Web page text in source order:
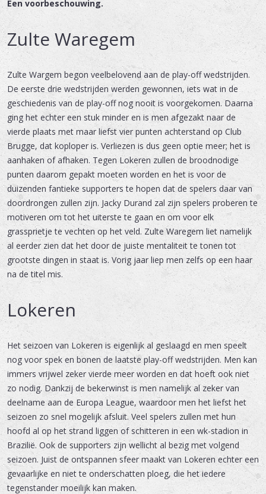
Een voorbeschouwing.
Zulte Waregem
Zulte Wargem begon veelbelovend aan de play-off wedstrijden.
De eerste drie wedstrijden werden gewonnen, iets wat in de
geschiedenis van de play-off nog nooit is voorgekomen. Daarna
ging het echter een stuk minder en is men afgezakt naar de
vierde plaats met maar liefst vier punten achterstand op Club
Brugge, dat koploper is. Verliezen is dus geen optie meer; het is
aanhaken of afhaken. Tegen Lokeren zullen de broodnodige
punten daarom gepakt moeten worden en het is voor de
duizenden fantieke supporters te hopen dat de spelers daar van
doordrongen zullen zijn. Jacky Durand zal zijn spelers proberen te
motiveren om tot het uiterste te gaan en om voor elk
grassprietje te vechten op het veld. Zulte Waregem liet namelijk
al eerder zien dat het door de juiste mentaliteit te tonen tot
grootste dingen in staat is. Vorig jaar liep men zelfs op een haar
na de titel mis.
Lokeren
Het seizoen van Lokeren is eigenlijk al geslaagd en men speelt
nog voor spek en bonen de laatste play-off wedstrijden. Men kan
immers vrijwel zeker vierde meer worden en dat hoeft ook niet
zo nodig. Dankzij de bekerwinst is men namelijk al zeker van
deelname aan de Europa League, waardoor men het liefst het
seizoen zo snel mogelijk afsluit. Veel spelers zullen met hun
hoofd al op het strand liggen of schitteren in een wk-stadion in
Brazilië. Ook de supporters zijn wellicht al bezig met volgend
seizoen. Juist de ontspannen sfeer maakt van Lokeren echter een
gevaarlijke en niet te onderschatten ploeg, die het iedere
tegenstander moeilijk kan maken.